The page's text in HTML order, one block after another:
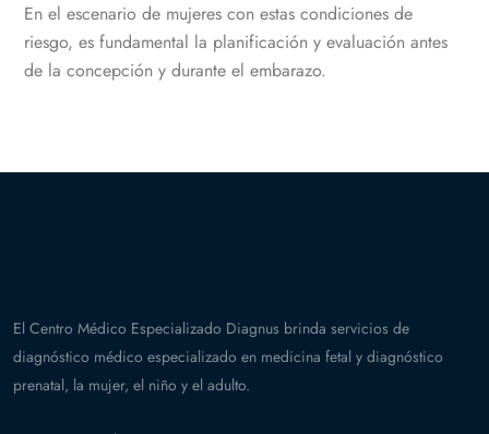
En el escenario de mujeres con estas condiciones de
riesgo, es fundamental la planificación y evaluación antes
de la concepción y durante el embarazo.
El Centro Médico Especializado Diagnus brinda servicios de
diagnóstico médico especializado en medicina fetal y diagnóstico
prenatal, la mujer, el niño y el adulto.